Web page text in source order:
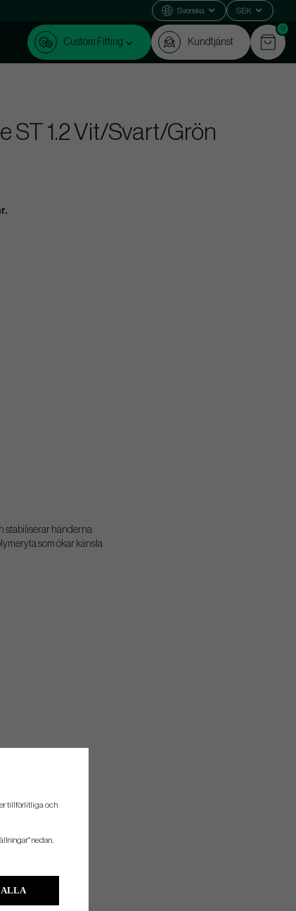
Svenska SEK
Custom Fitting Kundtjänst
0
ST 1.2 Vit/Svart/Grön
stabiliserar händerna
som ökar känsla
tillförlitliga och
nedan.
ALLA